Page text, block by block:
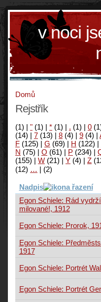
v noci
Domů
Rejstřík
(1) | " (1) | * (1) | . (1) | 0
(14) | 7 (13) | 8 (4) | 9 (4) |
F (125) | G (69) | H (122) |
N (75) | O (61) | P (234) |
(155) | W (21) | Y (4) | Z
(2)
|
…
(12)
Nadpis
Egon Schiele: Rád
milované!, 1912
Egon Schiele: Prorok,
Egon Schiele:
1917
Egon Schiele: Portrét
Egon Schiele: Portrét